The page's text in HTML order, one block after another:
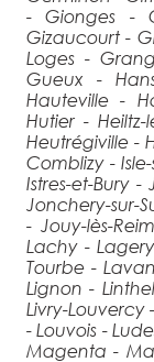
- Gionges -
Gizaucourt -
Loges -
Gueux -
Hauteville -
Hutier -
Heutrégiville -
Comblizy -
Istres-et-Bury
Jonchery-sur-
- Jouy-lès-
Lachy -
Tourbe -
Lignon -
Livry-Louvercy
- Louvois -
Magenta -